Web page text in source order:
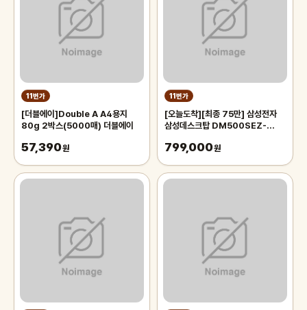
11번가
[더블에이]Double A A4용지
80g 2박스(5000매) 더블에이
57,390원
11번가
[오늘도착][최종 75만] 삼성전자
삼성데스크탑 DM500SEZ-
무용 컴퓨터
799,000원